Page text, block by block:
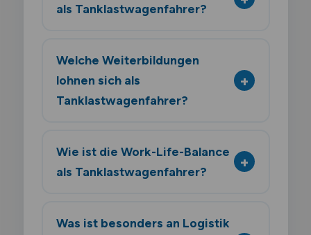
als Tanklastwagenfahrer?
Welche Weiterbildungen
lohnen sich als
Tanklastwagenfahrer?
Wie ist die Work-Life-Balance
als Tanklastwagenfahrer?
Was ist besonders an Logistik